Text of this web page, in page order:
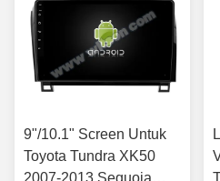
9"/10.1" Screen Untuk
Toyota Tundra XK50
2007-2013 Sequoia